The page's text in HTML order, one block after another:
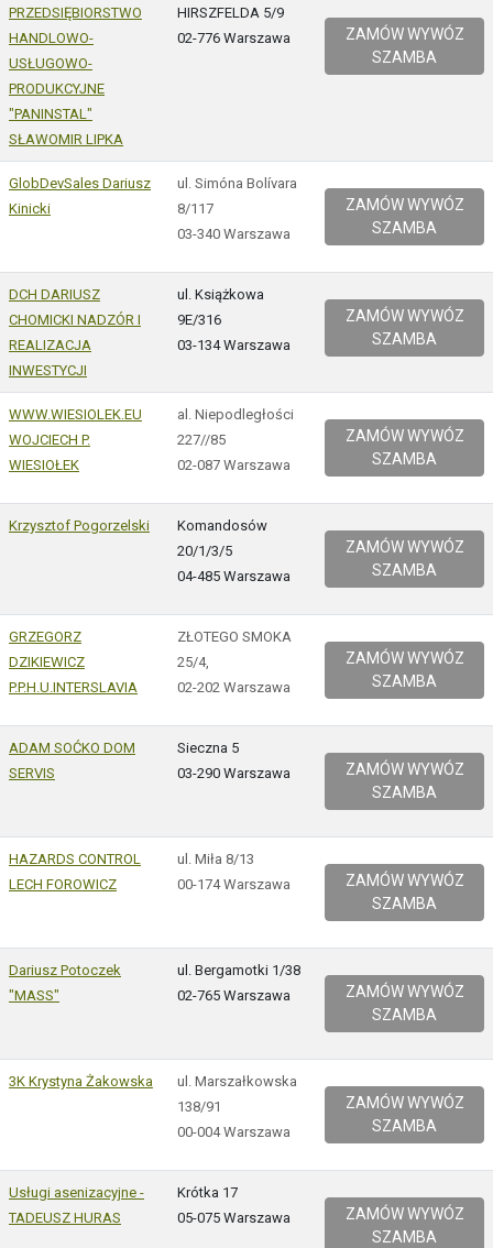
PRZEDSIĘBIORSTWO
HANDLOWO-
USŁUGOWO-
PRODUKCYJNE
"PANINSTAL"
SŁAWOMIR LIPKA
HIRSZFELDA 5/9
02-776 Warszawa
ZAMÓW WYWÓZ
SZAMBA
GlobDevSales Dariusz
Kinicki
ul. Simóna Bolívara
8/117
03-340 Warszawa
ZAMÓW WYWÓZ
SZAMBA
DCH DARIUSZ
CHOMICKI NADZÓR I
REALIZACJA
INWESTYCJI
ul. Książkowa
9E/316
03-134 Warszawa
ZAMÓW WYWÓZ
SZAMBA
WWW.WIESIOLEK.EU
WOJCIECH P.
WIESIOŁEK
al. Niepodległości
227//85
02-087 Warszawa
ZAMÓW WYWÓZ
SZAMBA
Krzysztof Pogorzelski
Komandosów
20/1/3/5
04-485 Warszawa
ZAMÓW WYWÓZ
SZAMBA
GRZEGORZ
DZIKIEWICZ
P.P.H.U.INTERSLAVIA
ZŁOTEGO SMOKA
25/4,
02-202 Warszawa
ZAMÓW WYWÓZ
SZAMBA
ADAM SOĆKO DOM
SERVIS
Sieczna 5
03-290 Warszawa
ZAMÓW WYWÓZ
SZAMBA
HAZARDS CONTROL
LECH FOROWICZ
ul. Miła 8/13
00-174 Warszawa
ZAMÓW WYWÓZ
SZAMBA
Dariusz Potoczek
"MASS"
ul. Bergamotki 1/38
02-765 Warszawa
ZAMÓW WYWÓZ
SZAMBA
3K Krystyna Żakowska
ul. Marszałkowska
138/91
00-004 Warszawa
ZAMÓW WYWÓZ
SZAMBA
Usługi asenizacyjne -
TADEUSZ HURAS
Krótka 17
05-075 Warszawa
ZAMÓW WYWÓZ
SZAMBA